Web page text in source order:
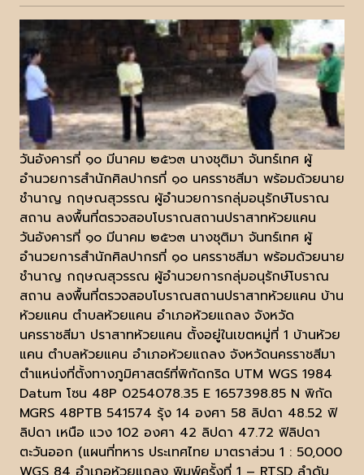
วันอังคารที่ ๑๐ มีนาคม ๒๕๖๓ นางชุติมา จันทร์เทศ ผู้
อำนวยการสำนักศิลปากรที่ ๑๐ นครราชสีมา พร้อมด้วยนาย
ชำนาญ กฤษณสุวรรณ ผู้อำนวยการกลุ่มอนุรักษ์โบราณ
สถาน ลงพื้นที่ตรวจสอบโบราณสถานปราสาทห้วยแคน
วันอังคารที่ ๑๐ มีนาคม ๒๕๖๓ นางชุติมา จันทร์เทศ ผู้
อำนวยการสำนักศิลปากรที่ ๑๐ นครราชสีมา พร้อมด้วยนาย
ชำนาญ กฤษณสุวรรณ ผู้อำนวยการกลุ่มอนุรักษ์โบราณ
สถาน ลงพื้นที่ตรวจสอบโบราณสถานปราสาทห้วยแคน บ้าน
ห้วยแคน ตำบลห้วยแคน อำเภอห้วยแถลง จังหวัด
นครราชสีมา ปราสาทห้วยแคน ตั้งอยู่ในเขตหมู่ที่ 1 บ้านห้วย
แคน ตำบลห้วยแคน อำเภอห้วยแถลง จังหวัดนครราชสีมา
ตำแหน่งที่ตั้งทางภูมิศาสตร์ที่พิกัดกริด UTM WGS 1984
Datum โซน 48P 0254078.35 E 1657398.85 N พิกัด
MGRS 48PTB 541574 รุ้ง 14 องศา 58 ลิปดา 48.52 ฟิ
ลิปดา เหนือ แวง 102 องศา 42 ลิปดา 47.72 ฟิลิปดา
ตะวันออก (แผนที่ทหาร ประเทศไทย มาตราส่วน 1 : 50,000